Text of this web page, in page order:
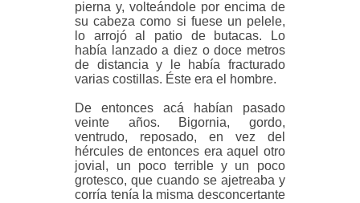
pierna y, volteándole por encima de
su cabeza como si fuese un pelele,
lo arrojó al patio de butacas. Lo
había lanzado a diez o doce metros
de distancia y le había fracturado
varias costillas. Éste era el hombre.
De entonces acá habían pasado
veinte años. Bigornia, gordo,
ventrudo, reposado, en vez del
hércules de entonces era aquel otro
jovial, un poco terrible y un poco
grotesco, que cuando se ajetreaba y
corría tenía la misma desconcertante